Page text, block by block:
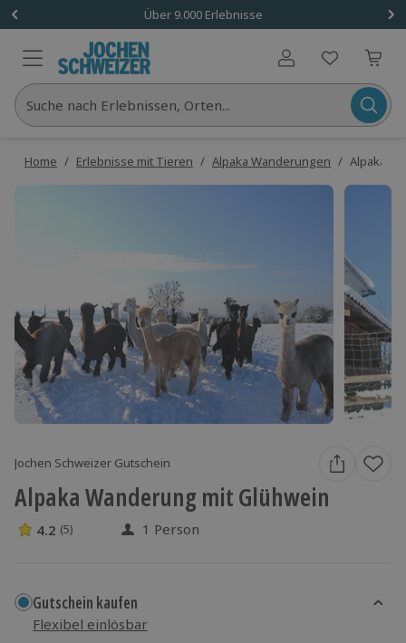
Über 9.000 Erlebnisse
Benutzerkonto
Suche nach Erlebnissen, Orten...
Home / Erlebnisse mit Tieren / Alpaka Wanderungen / Alpaka
Jochen Schweizer Gutschein
Alpaka Wanderung mit Glühwein
4.2 Sterne von 5 aus 5 Bewertungen
4.2 (5) 1 Person
Gutschein kaufen
Flexibel einlösbar